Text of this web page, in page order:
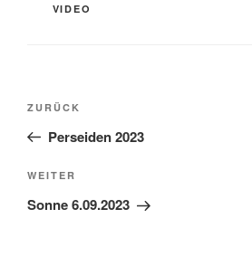
VIDEO
Beitragsnavigation
Vorheriger
Beitrag
ZURÜCK
Perseiden 2023
Nächster
Beitrag
WEITER
Sonne 6.09.2023